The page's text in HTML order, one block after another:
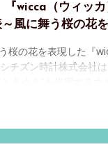
『wicca（ウィッ
風に舞う桜の花
桜の花を表現した『
チズン時計株式会社
）』から、ふんわりと